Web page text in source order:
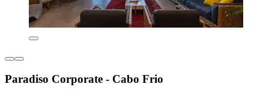
Paradiso Corporate - Cabo Frio